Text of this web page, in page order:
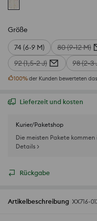
Größe
74 (6-9 M) 80 (9-12 M)
92 (1,5-2 J)
98 (2-3
100%der Kunden bewerteten
Lieferzeit und kosten
Kurier/Paketshop
Die meisten Pakete
Details >
Rückgabe
Artikelbeschreibung XX716-